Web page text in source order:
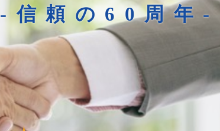
-信頼の60周年-